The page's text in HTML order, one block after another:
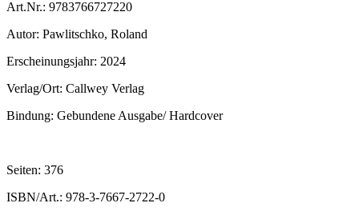
Art.Nr.: 9783766727220
Autor: Pawlitschko, Roland
Erscheinungsjahr: 2024
Verlag/Ort: Callwey Verlag
Bindung: Gebundene Ausgabe/ Hardcover
Seiten: 376
ISBN/Art.: 978-3-7667-2722-0